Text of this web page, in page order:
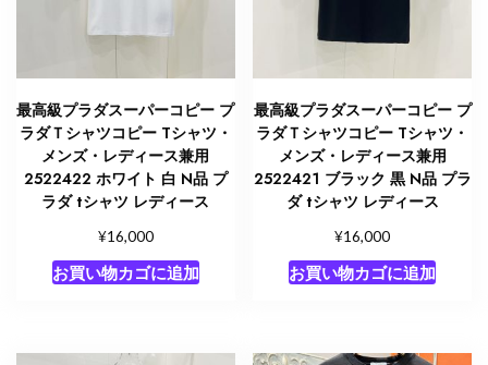
最高級プラダスーパーコピー プ
ラダＴシャツコピー Tシャツ・
メンズ・レディース兼用
2522422 ホワイト 白 N品 プ
ラダ tシャツ レディース
¥16,000
お買い物カゴに追加
最高級プラダスーパーコピー プ
ラダＴシャツコピー Tシャツ・
メンズ・レディース兼用
2522421 ブラック 黒 N品 プラ
ダ tシャツ レディース
¥16,000
お買い物カゴに追加